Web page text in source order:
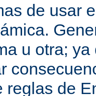
de usar
u otra;
reglas de